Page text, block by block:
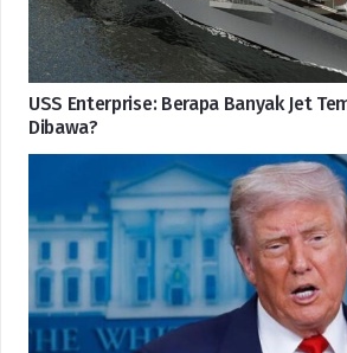
USS Enterprise: Berapa Banyak Jet
Dibawa?